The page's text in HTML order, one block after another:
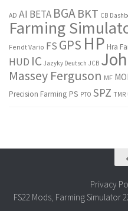
AD AI BETA BGABKT CB
Farming
Fendt Vario FS GPS HP Hra
HUD IC Jazyky Deutsch JCB
Massey Ferguson MF
Precision Farming PS PTO SPZ TMR
Privacy
FS22 Mods, Farming Simulator